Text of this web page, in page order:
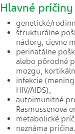
Hlavné
genetické/
štrukturálne
nádory, cievne
perinatálne
alebo pôrodné
mozgu,
infekcie
HIV/AIDS),
autoimunitné
Rasmussenova
metabolické
neznáma príčina.